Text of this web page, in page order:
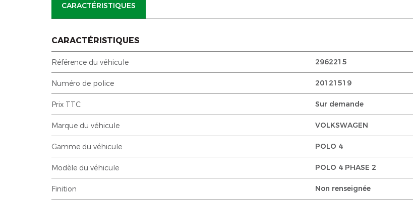
CARACTÉRISTIQUES
CARACTÉRISTIQUES
Référence du véhicule 2962215
Numéro de police 20121519
Prix TTC Sur demande
Marque du véhicule VOLKSWAGEN
Gamme du véhicule POLO 4
Modèle du véhicule POLO 4 PHASE 2
Finition Non renseignée